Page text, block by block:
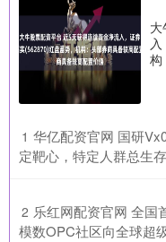
构
1 华亿配资官网 国研
定靶心，特定人群总生
2 乐红网配资官网 全国
模数OPC社区向全球超